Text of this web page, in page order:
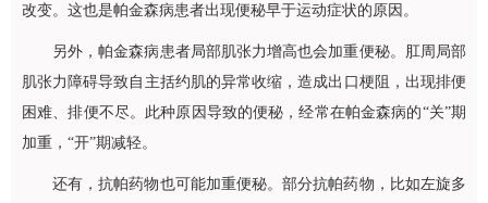
改变。这也是帕金森病患者出现便秘早于运动症状的原因。
另外，帕金森病患者局部肌张力增高也会加重便秘。肛周局部
肌张力障碍导致自主括约肌的异常收缩，造成出口梗阻，出现排便
困难、排便不尽。此种原因导致的便秘，经常在帕金森病的“关”期
加重，“开”期减轻。
还有，抗帕药物也可能加重便秘。部分抗帕药物，比如左旋多